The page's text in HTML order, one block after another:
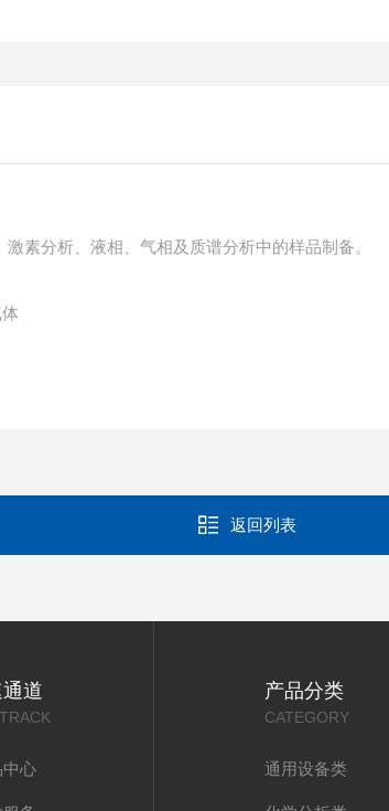
素分析、液相、气相及质谱分析中的样品制备。
返回列表
道
心
产品分类
CATEGORY
通用设备类